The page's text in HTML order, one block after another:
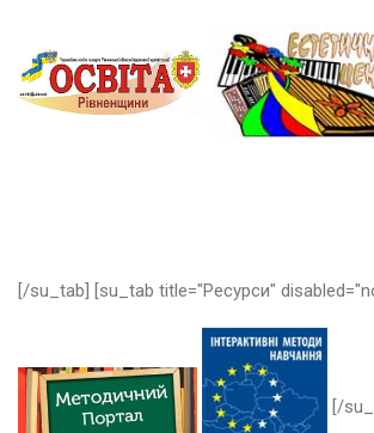
[/su_tab] [su_tab title="Ресурси"
[/